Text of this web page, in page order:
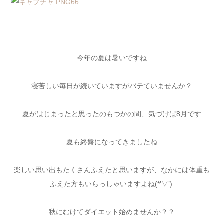
今年の夏は暑いですね
寝苦しい毎日が続いていますがバテていませんか？
夏がはじまったと思ったのもつかの間、気づけば8月です
夏も終盤になってきましたね
楽しい思い出もたくさんふえたと思いますが、なかには体重も
ふえた方もいらっしゃいますよね(*’▽’)
秋にむけてダイエット始めませんか？？